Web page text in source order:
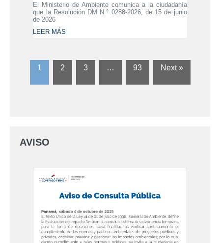
El Ministerio de Ambiente comunica a la ciudadanía
que la Resolución DM N.° 0288-2026, de 15 de junio
de 2026
LEER MÁS
1 2 3 … 93 Next »
AVISO